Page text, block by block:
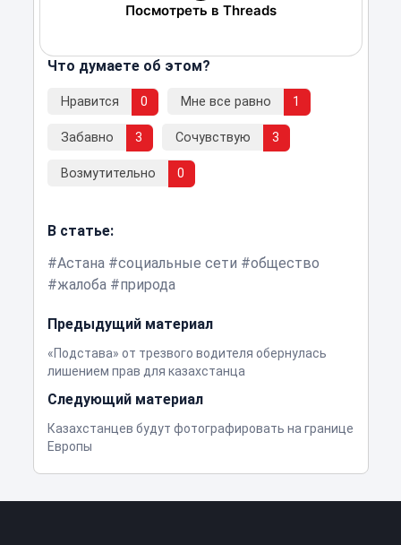
Посмотреть в Threads
Что думаете об этом?
Нравится 0 Мне все равно 1
Забавно 3 Сочувствую 3
Возмутительно 0
В статье:
Астана
социальные сети
общество
жалоба
природа
Предыдущий материал
«Подстава» от трезвого водителя обернулась
лишением прав для казахстанца
Следующий материал
Казахстанцев будут фотографировать на границе
Европы